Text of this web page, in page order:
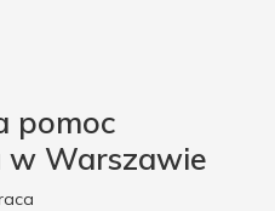
pomoc
Warszawie